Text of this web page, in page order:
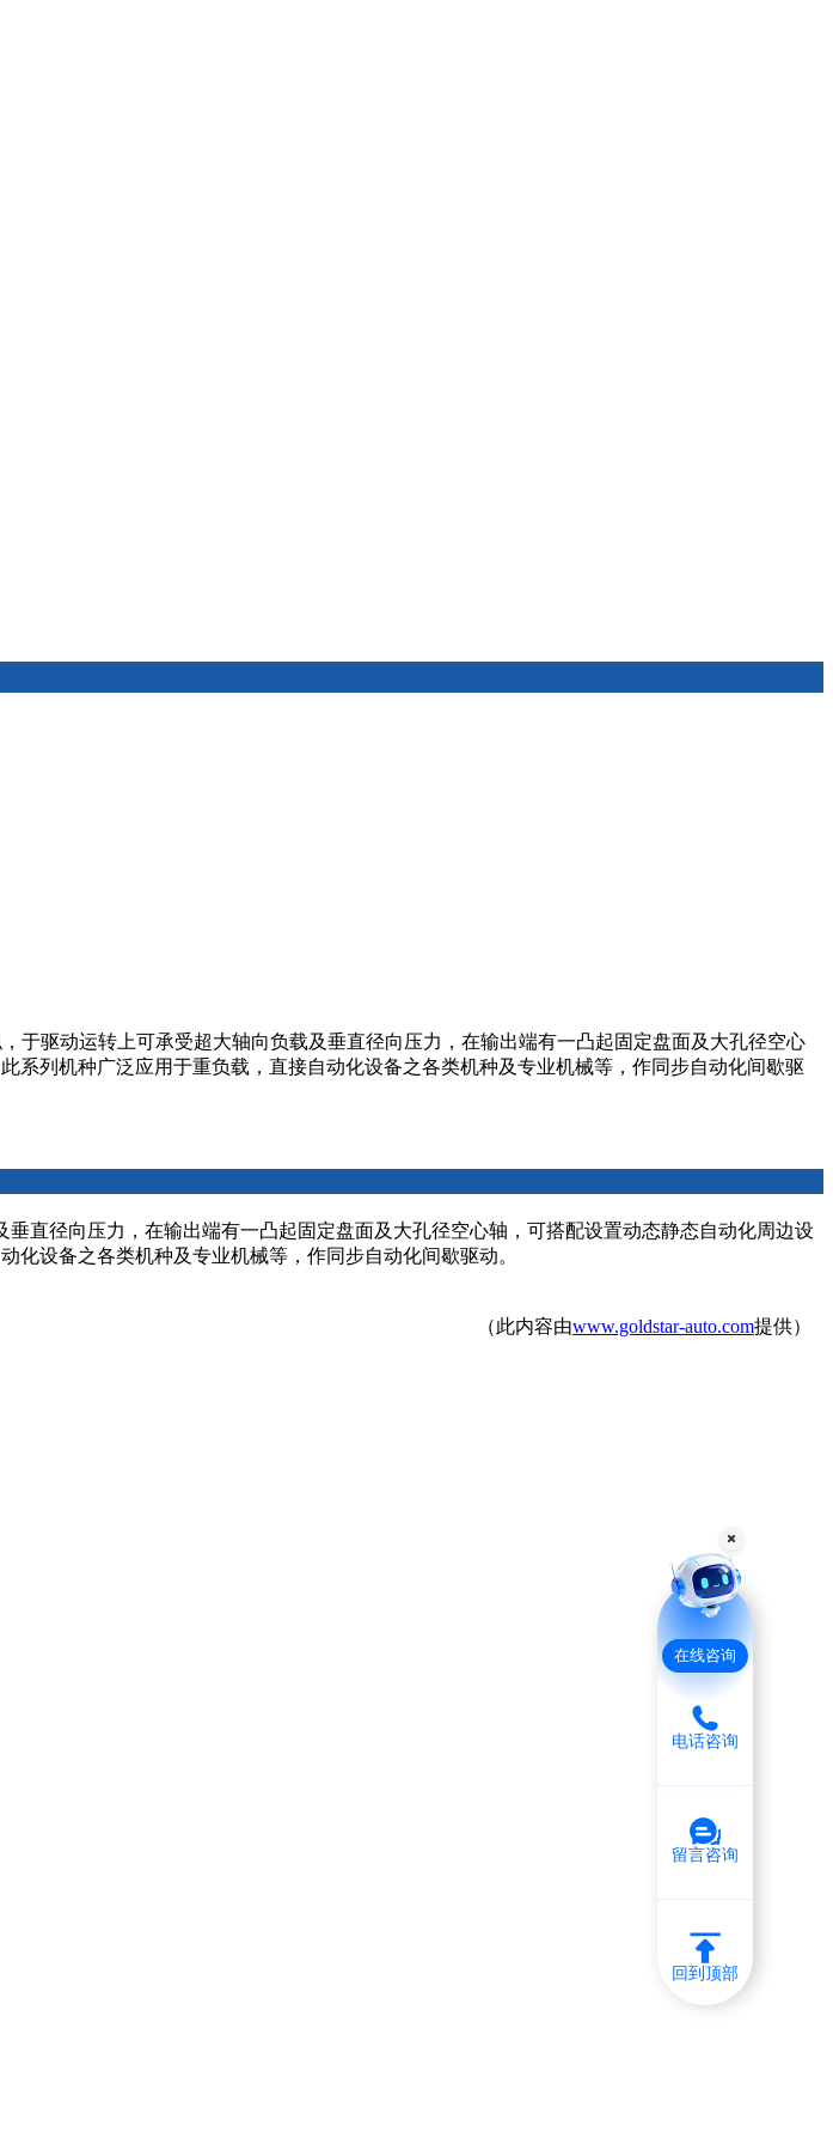
于驱动运转上可承受超大轴向负载及垂直径向压力，在输出端有一凸起固定盘面及大孔径空心
列机种广泛应用于重负载，直接自动化设备之各类机种及专业机械等，作同步自动化间歇驱
径向压力，在输出端有一凸起固定盘面及大孔径空心轴，可搭配设置动态静态自动化周边设
设备之各类机种及专业机械等，作同步自动化间歇驱动。
（此内容由www.goldstar-auto.com提供）
在线咨询
电话咨询
留言咨询
回到顶部